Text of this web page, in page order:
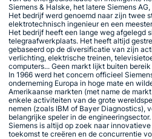
Siemens & Halske, het latere Siemens
Het bedrijf werd genoemd naar zijn twee
elektrotechnisch ingenieur en een
Het bedrijf heeft een lange weg afgelegd
telegraafwerkplaats. Het heeft altijd
gebaseerd op de diversificatie van zijn
verlichting, elektrische treinen,
computers... Geen markt lijkt buiten
In 1966 werd het concern officieel
onderneming Europa in hoge mate en
Amerikaanse markten (met name de
enkele activiteiten van de grote
nemen (zoals IBM of Bayer Diagnostics),
belangrijke speler in de engineeringsector.
Siemens is altijd op zoek naar
toekomst te creëren en de concurrentie